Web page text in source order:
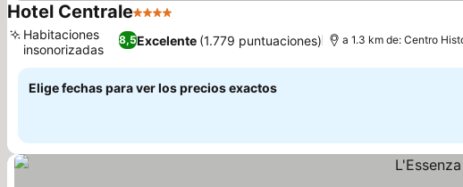
Hotel Centrale4 Estrellas
8,5Excelente (1.779 puntuaciones)
Habitaciones
insonorizadas
a 1.3 km de: Centro
Elige fechas para ver los precios exactos